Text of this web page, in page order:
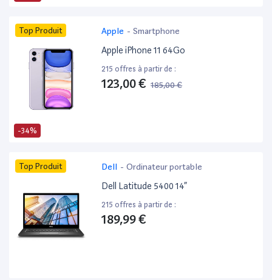
-34%
Top Produit Apple - Smartphone
Apple iPhone 11 64Go
215 offres à partir de :
123,00 € 185,00 €
Top Produit Dell - Ordinateur portable
Dell Latitude 5400 14”
215 offres à partir de :
189,99 €